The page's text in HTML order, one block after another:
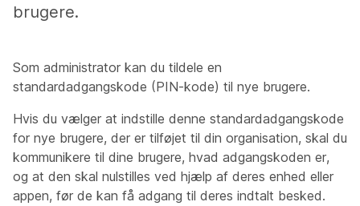
brugere.
Som administrator kan du tildele en
standardadgangskode (PIN-kode) til nye brugere.
Hvis du vælger at indstille denne standardadgangskode
for nye brugere, der er tilføjet til din organisation, skal du
kommunikere til dine brugere, hvad adgangskoden er,
og at den skal nulstilles ved hjælp af deres enhed eller
appen, før de kan få adgang til deres indtalt besked.